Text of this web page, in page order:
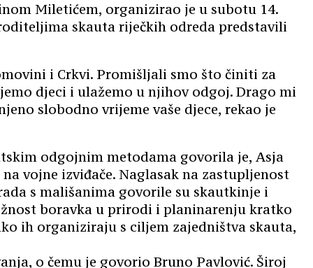
Miletićem, organizirao je u subotu 14.
skauta riječkih odreda predstavili
i Crkvi. Promišljali smo što činiti za
djeci i ulažemo u njihov odgoj. Drago mi
slobodno vrijeme vaše djece, rekao je
odgojnim metodama govorila je, Asja
vojne izviđače. Naglasak na zastupljenost
s mališanima govorile su skautkinje i
boravka u prirodi i planinarenju kratko
ih organiziraju s ciljem zajedništva skauta,
o čemu je govorio Bruno Pavlović. Široj